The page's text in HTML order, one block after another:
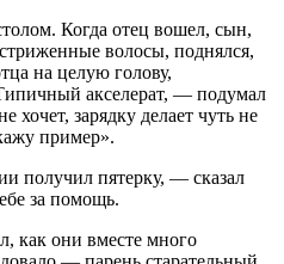
Когда отец вошел, сын,
волосы, поднялся,
на целую голову,
акселерат, — подумал
хочет, зарядку делает чуть не
пример».
получил пятерку, — сказал
за помощь.
как они вместе много